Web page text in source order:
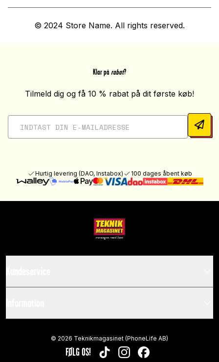
© 2024 Store Name. All rights reserved.
Klar på rabat?
Tilmeld dig og få 10 % rabat på dit første køb!
Hurtig levering (DAO, Instabox) 100 dages åbent køb
FØLG OS! TIKTOKINSTAGRAMFACEBOOK
© 2026 Teknikmagasinet (PhoneLife AB)